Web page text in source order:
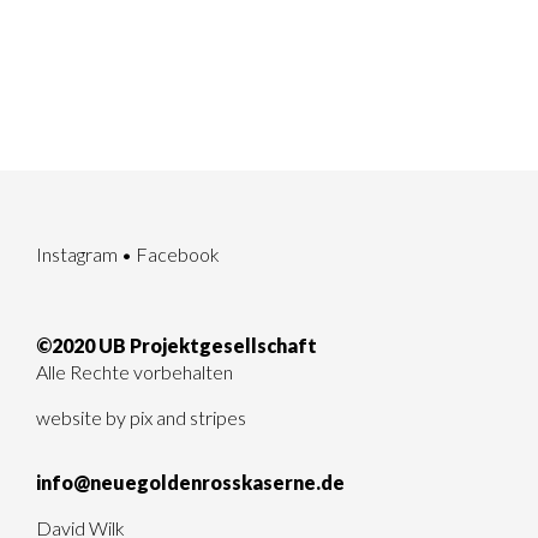
Instagram • Facebook
©2020 UB Projektgesellschaft
Alle Rechte vorbehalten
website by pix and stripes
info@neuegoldenrosskaserne.de
David Wilk